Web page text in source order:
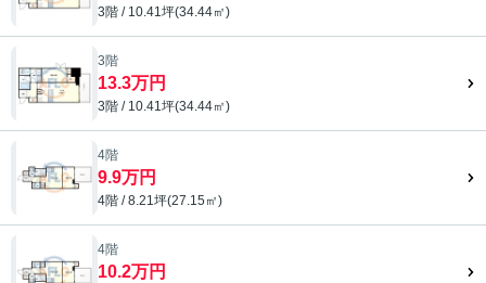
3階 / 10.41坪(34.44㎡)
3階
13.3万円
3階 / 10.41坪(34.44㎡)
4階
9.9万円
4階 / 8.21坪(27.15㎡)
4階
10.2万円